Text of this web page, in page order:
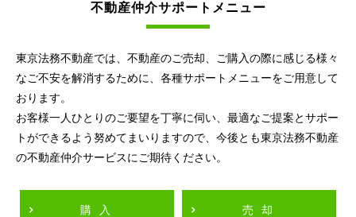
不動産仲介サポートメニュー
東京法務不動産では、不動産のご売却、ご購入の際に感じる様々
なご不安を解消するために、各種サポートメニューをご用意して
おります。
お客様一人ひとりのご要望を丁寧に伺い、最適なご提案とサポー
トができるよう努めてまいりますので、今後とも東京法務不動産
の不動産仲介サービスにご期待ください。
購入 売却